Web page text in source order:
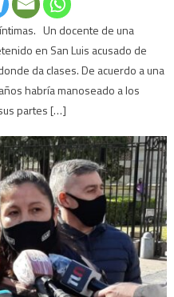
Un docente de una
en San Luis acusado de
da clases. De acuerdo a una
habría manoseado a los
partes […]